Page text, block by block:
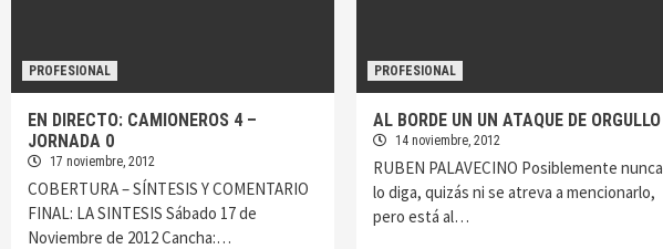
PROFESIONAL
EN DIRECTO: CAMIONEROS 4 –
JORNADA 0
17 noviembre, 2012
COBERTURA – SÍNTESIS Y COMENTARIO
FINAL: LA SINTESIS Sábado 17 de
Noviembre de 2012 Cancha:…
PROFESIONAL
AL BORDE UN UN ATAQUE DE ORGULLO
14 noviembre, 2012
RUBEN PALAVECINO Posiblemente nunca
lo diga, quizás ni se atreva a mencionarlo,
pero está al…